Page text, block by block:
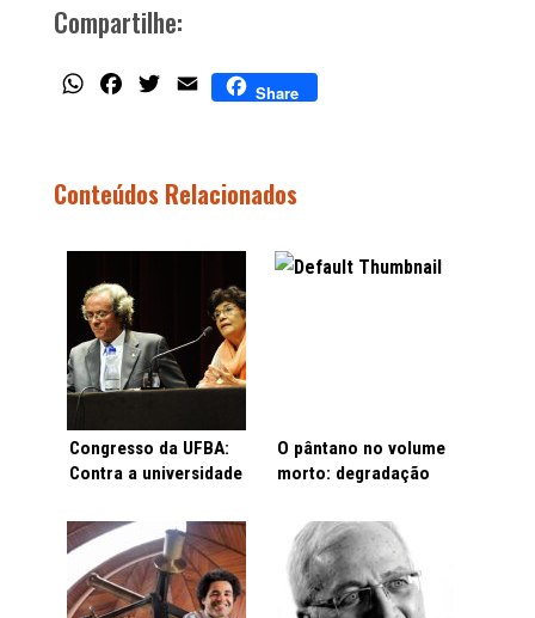
Compartilhe:
WhatsAppFacebook
TwitterEmail Share
Conteúdos Relacionados
Congresso da UFBA:
Contra a universidade
servidão voluntária
O pântano no volume
morto: degradação
atinge ponto mais
agudo